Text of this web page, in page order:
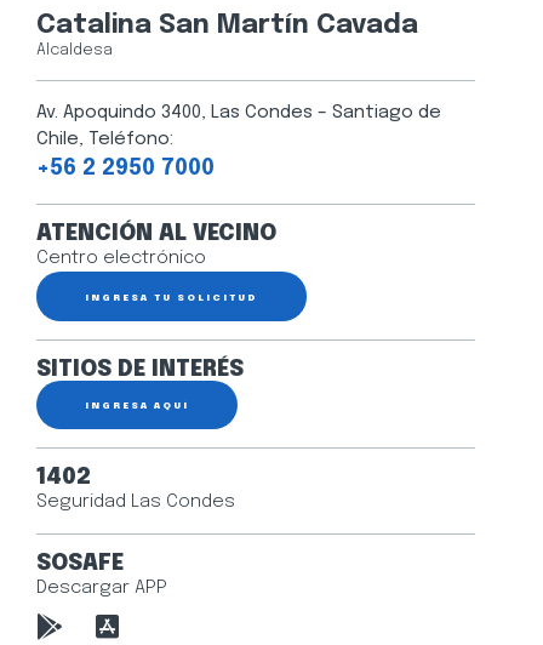
Catalina San Martín Cavada
Alcaldesa
Av. Apoquindo 3400, Las Condes – Santiago de
Chile, Teléfono:
+56 2 2950 7000
ATENCIÓN AL VECINO
Centro electrónico
INGRESA TU SOLICITUD
SITIOS DE INTERÉS
INGRESA AQUÍ
1402
Seguridad Las Condes
SOSAFE
Descargar APP